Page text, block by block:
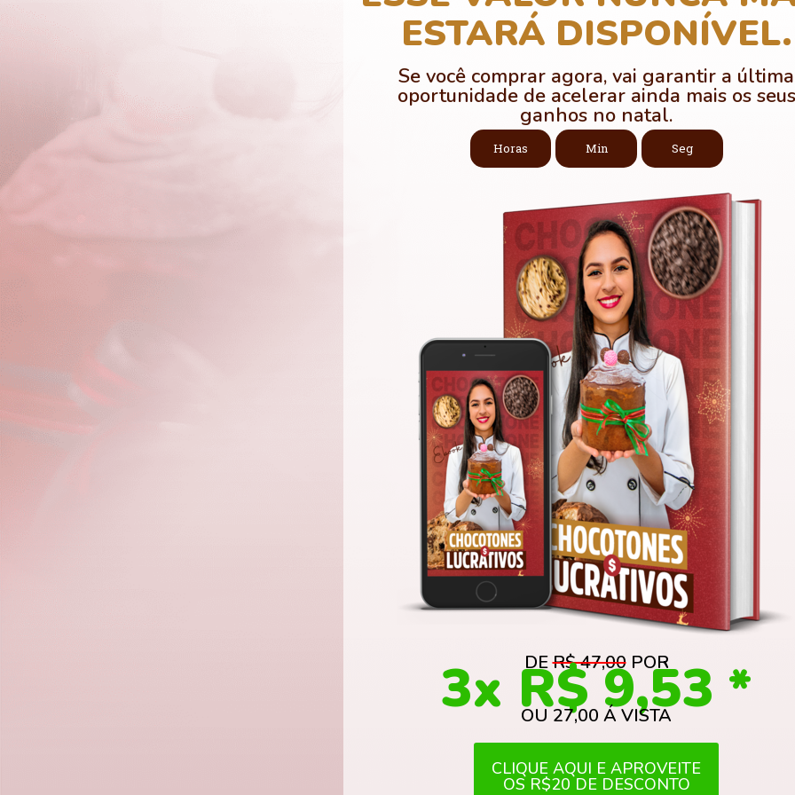
ESTARÁ DISPONÍVEL.
Se você comprar agora, vai garantir a última
oportunidade de acelerar ainda mais os seus
ganhos no natal.
Horas Min Seg
DER$ 47,00POR
3x R$ 9,53 *
OU 27,00 Á VISTA
CLIQUE AQUI E APROVEITE
OS R$20 DE DESCONTO